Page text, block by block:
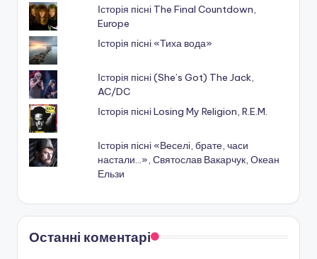
Історія пісні The Final Countdown,
Europe
Історія пісні «Тиха вода»
Історія пісні (She’s Got) The Jack,
AC/DC
Історія пісні Losing My Religion, R.E.M.
Історія пісні «Веселі, брате, часи
настали...», Святослав Вакарчук, Океан
Ельзи
Останні коментарі